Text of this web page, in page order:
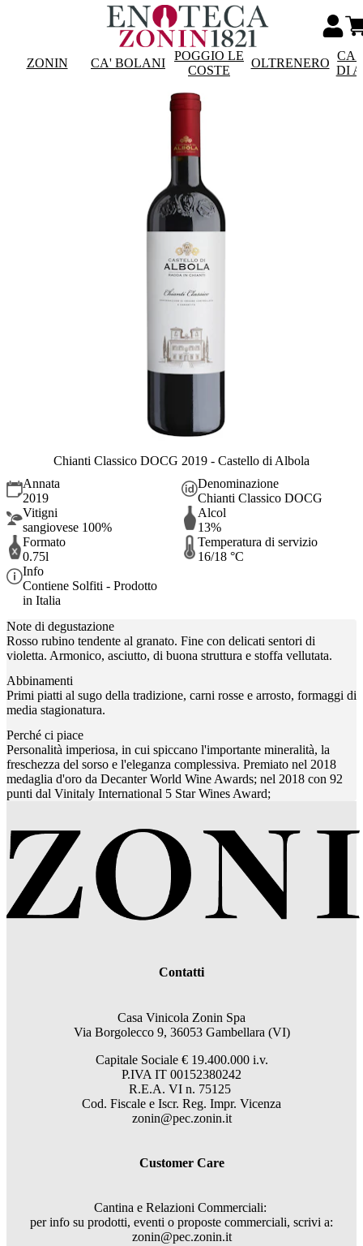
ZONIN CA' BOLANI
POGGIO LE
COSTE
OLTRENERO
DI
Chianti Classico DOCG 2019 - Castello di Albola
Annata
2019
Denominazione
Chianti Classico DOCG
Vitigni
sangiovese 100%
Alcol
13%
Formato
0.75l
Temperatura di servizio
16/18 °C
Info
Contiene Solfiti - Prodotto
in Italia
Note di degustazione
Rosso rubino tendente al granato. Fine con delicati sentori di
violetta. Armonico, asciutto, di buona struttura e stoffa vellutata.
Abbinamenti
Primi piatti al sugo della tradizione, carni rosse e arrosto, formaggi di
media stagionatura.
Perché ci piace
Personalità imperiosa, in cui spiccano l'importante mineralità, la
freschezza del sorso e l'eleganza complessiva. Premiato nel 2018
medaglia d'oro da Decanter World Wine Awards; nel 2018 con 92
punti dal Vinitaly International 5 Star Wines Award;
Contatti
Casa Vinicola Zonin Spa
Via Borgolecco 9, 36053 Gambellara (VI)
Capitale Sociale € 19.400.000 i.v.
P.IVA IT 00152380242
R.E.A. VI n. 75125
Cod. Fiscale e Iscr. Reg. Impr. Vicenza
zonin@pec.zonin.it
Customer Care
Cantina e Relazioni Commerciali:
per info su prodotti, eventi o proposte commerciali, scrivi a:
zonin@pec.zonin.it